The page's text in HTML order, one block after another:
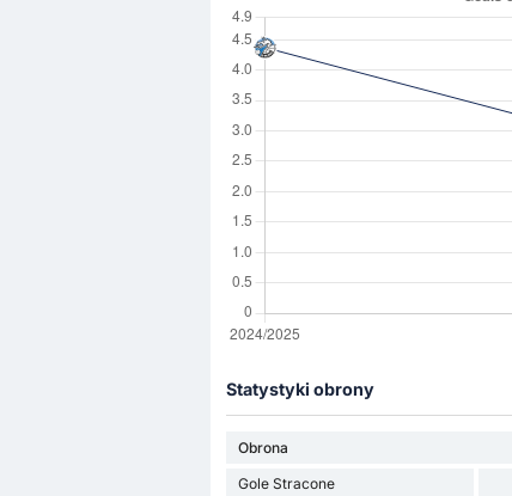
Statystyki obrony
Obrona
Gole Stracone